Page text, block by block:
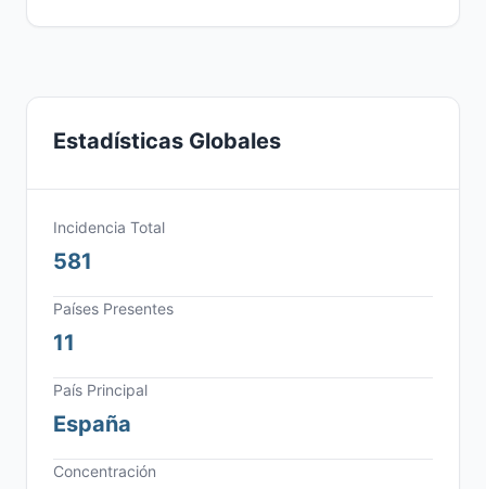
Estadísticas Globales
Incidencia Total
581
Países Presentes
11
País Principal
España
Concentración